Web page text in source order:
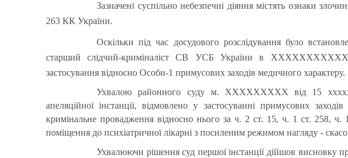
Зазначені суспільно небезпечні діяння містять ознаки
263 КК України.
Оскільки під час досудового розслідування було
старший слідчий-криміналістСВ УСБ України в ХХХХХХХХХХХ
застосування відносно Особи-1 примусових заходів медичного характеру.
Ухвалою районного суду м. ХХХХХХХХХ від 15
апеляційної інстанції, відмовлено у застосуванні примусових
кримінальне провадження відносно нього за ч. 2 ст. 15, ч. 1 ст. 258,
поміщення до психіатричної лікарні з посиленим режимом нагляду -
Ухвалюючи рішення суд першої інстанції дійшов висновку